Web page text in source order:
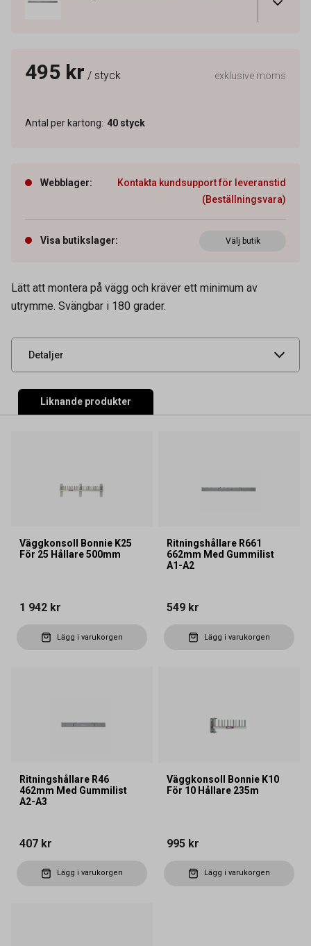
495 kr / styck exklusive moms
Antal per kartong: 40 styck
Webblager:
Kontakta kundsupport för leveranstid
(Beställningsvara)
Visa butikslager: Välj butik
Lätt att montera på vägg och kräver ett minimum av
utrymme. Svängbar i 180 grader.
Detaljer
Artikelnummer 70200008
Leverantörens
UNSPSC 44111800
Liknande produkter
Väggkonsoll Bonnie K25
För 25 Hållare 500mm
1 942 kr
Lägg i varukorgen
Ritningshållare R661
662mm Med Gummilist
A1-A2
549 kr
Lägg i varukorgen
Ritningshållare R46
462mm Med Gummilist
A2-A3
407 kr
Lägg i varukorgen
Väggkonsoll Bonnie K10
För 10 Hållare 235m
995 kr
Lägg i varukorgen